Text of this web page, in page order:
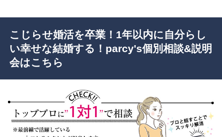
こじらせ婚活を卒業！1年以内に自分らし
い幸せな結婚する！parcy's個別相談&説明
会はこちら